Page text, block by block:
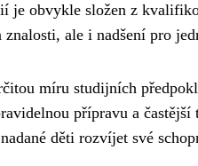
je obvykle složen z
ale i nadšení pro
míru studijních
přípravu a častější
děti rozvíjet své